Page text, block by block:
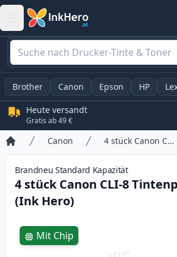
Brother Canon Epson HP
Heute versandt
Gratis ab 49 €
Startseite
Canon 4 stück Canon CLI-8 Tintenpatronen (Ink Hero)
Brandneu Standard Kapazität
4 stück Canon CLI-8
(Ink Hero)
Product information
Mit Chip